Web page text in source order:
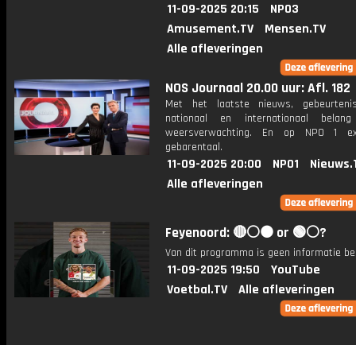
11-09-2025 20:15
NPO3
Amusement.TV
Mensen.TV
Alle afleveringen
NOS Journaal 20.00 uur: Afl. 182
Met het laatste nieuws,
nationaal en internationaal
weersverwachting. En op NPO 1
gebarentaal.
11-09-2025 20:00 NPO1
Alle afleveringen
Feyenoord: 🔴⚪️⚫️ or 🟢⚪️?
Van dit programma is geen informatie
11-09-2025 19:50
YouTube
Voetbal.TV
Alle afleveringen